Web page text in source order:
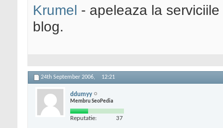
Krumel - apeleaza la
blog.
24th September 2006, 12:21
ddumyy
Membru SeoPedia
Reputatie: 37